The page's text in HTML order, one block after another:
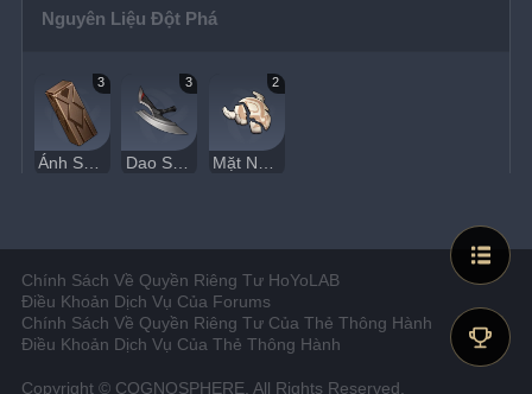
Nguyên Liệu Đột Phá
3
Ánh Sáng Rừng Băng Giá
3
Dao Săn Bắt
2
Mặt Nạ Vỡ
Chính Sách Về Quyền Riêng Tư HoYoLAB
Điều Khoản Dịch Vụ Của Forums
Chính Sách Về Quyền Riêng Tư Của Thẻ Thông Hành
Điều Khoản Dịch Vụ Của Thẻ Thông Hành
Copyright © COGNOSPHERE. All Rights Reserved.